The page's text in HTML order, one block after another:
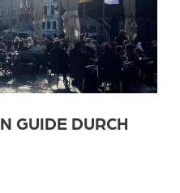
GUIDE DURCH